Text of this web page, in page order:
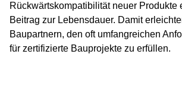
Rückwärtskompatibilität neuer Produkte
Beitrag zur Lebensdauer. Damit
Baupartnern, den oft umfangreichen
für zertifizierte Bauprojekte zu erfüllen.